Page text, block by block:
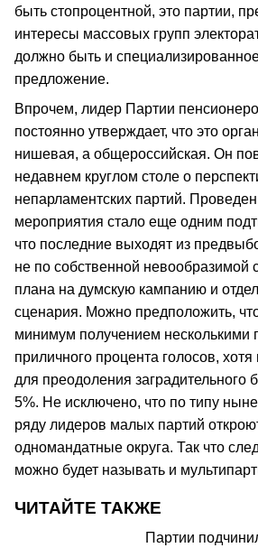
быть стопроцентной, это партии,
интересы массовых групп
должно быть и
предложение.
Впрочем, лидер Партии
постоянно утверждает, что это
нишевая, а общероссийская. Он
недавнем круглом столе о
непарламентских партий.
мероприятия стало еще одним
что последние выходят из
не по собственной невообразимой
плана на думскую кампанию и
сценария. Можно предположить,
минимум получением несколькими
приличного процента голосов, хотя
для преодоления заградительного
5%. Не исключено, что по типу
ряду лидеров малых партий
одномандатные округа. Так что
можно будет называть и
ЧИТАЙТЕ ТАКЖЕ
Партии